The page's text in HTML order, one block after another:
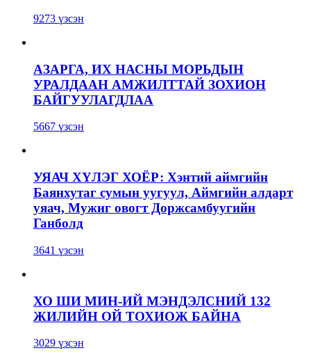
9273 үзсэн
АЗАРГА, ИХ НАСНЫ МОРЬДЫН
УРАЛДААН АМЖИЛТТАЙ ЗОХИОН
БАЙГУУЛАГДЛАА
5667 үзсэн
УЯАЧ ХҮЛЭГ ХОЁР: Хэнтий аймгийн
Баянхутаг сумын уугуул, Аймгийн алдарт
уяач, Мужиг овогт Доржсамбуугийн
Ганболд
3641 үзсэн
ХО ШИ МИН-ИЙ МЭНДЭЛСНИЙ 132
ЖИЛИЙН ОЙ ТОХИОЖ БАЙНА
3029 үзсэн